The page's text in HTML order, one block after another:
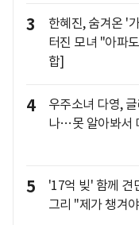
3
한혜진, 숨겨온 '
터진 모녀 "아파
합]
4
우주소녀 다영,
나…못 알아봐서
5
'17억 빚' 함께 견
그리 "제가 챙겨